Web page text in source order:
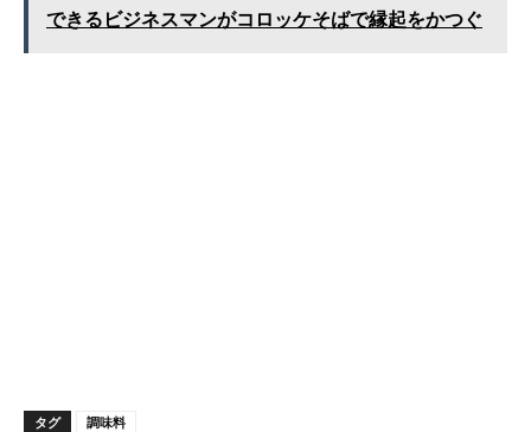
できるビジネスマンがコロッケそばで縁起をかつぐ
タグ 調味料